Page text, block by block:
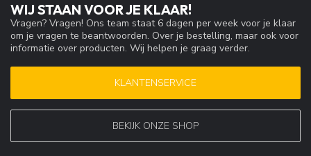
WIJ STAAN VOOR JE KLAAR!
Vragen? Vragen! Ons team staat 6 dagen per week voor je klaar
om je vragen te beantwoorden. Over je bestelling, maar ook voor
informatie over producten. Wij helpen je graag verder.
KLANTENSERVICE
BEKIJK ONZE SHOP